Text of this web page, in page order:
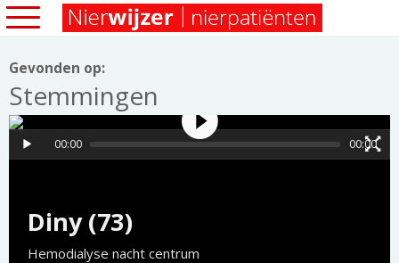
Gevonden op:
Stemmingen
Diny (73)
Hemodialyse nacht centrum
00:00 00:00